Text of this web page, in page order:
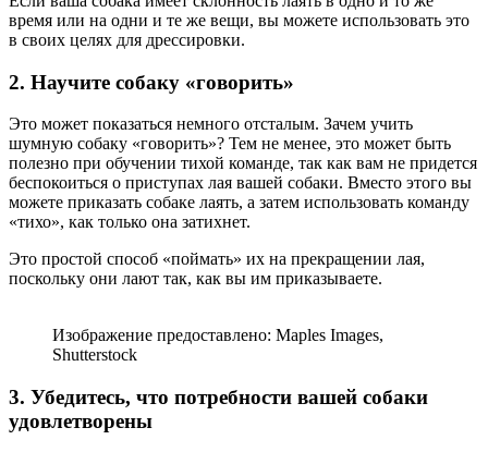
время или на одни и те же вещи, вы можете использовать это
в своих целях для дрессировки.
2. Научите собаку «говорить»
Это может показаться немного отсталым. Зачем учить
шумную собаку «говорить»? Тем не менее, это может быть
полезно при обучении тихой команде, так как вам не придется
беспокоиться о приступах лая вашей собаки. Вместо этого вы
можете приказать собаке лаять, а затем использовать команду
«тихо», как только она затихнет.
Это простой способ «поймать» их на прекращении лая,
поскольку они лают так, как вы им приказываете.
Изображение предоставлено: Maples Images,
Shutterstock
3. Убедитесь, что потребности вашей собаки
удовлетворены